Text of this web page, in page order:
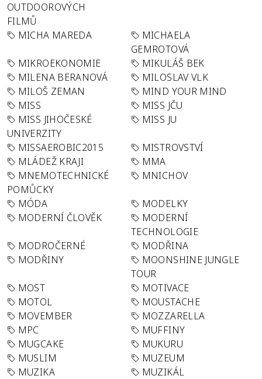
OUTDOOROVÝCH
FILMŮ
MICHA MAREDA
MICHAELA
GEMROTOVÁ
MIKROEKONOMIE
MIKULÁŠ BEK
MILENA BERANOVÁ
MILOSLAV VLK
MILOŠ ZEMAN
MIND YOUR MIND
MISS
MISS JČU
MISS JIHOČESKÉ
UNIVERZITY
MISS JU
MISSAEROBIC2015
MISTROVSTVÍ
MLÁDEŽ KRAJI
MMA
MNEMOTECHNICKÉ
POMŮCKY
MNICHOV
MÓDA
MODELKY
MODERNÍ ČLOVĚK
MODERNÍ
TECHNOLOGIE
MODROČERNÉ
MODŘINA
MODŘINY
MOONSHINE JUNGLE
TOUR
MOST
MOTIVACE
MOTOL
MOUSTACHE
MOVEMBER
MOZZARELLA
MPC
MUFFINY
MUGCAKE
MUKURU
MUSLIM
MUZEUM
MUZIKA
MUZIKÁL